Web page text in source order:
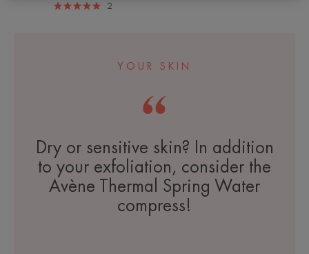
2
YOUR SKIN
Dry or sensitive skin? In addition
to your exfoliation, consider the
Avène Thermal Spring Water
compress!